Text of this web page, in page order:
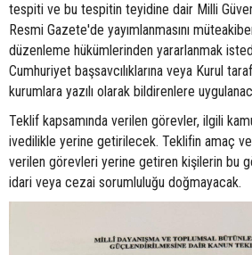
tespiti ve bu tespitin teyidine dair Milli
Resmi Gazete'de yayımlanmasını
düzenleme hükümlerinden yararlanmak
Cumhuriyet başsavcılıklarına veya Kurul
kurumlara yazılı olarak bildirenlere
Teklif kapsamında verilen görevler, ilgili
ivedilikle yerine getirilecek. Teklifin amaç
verilen görevleri yerine getiren kişilerin bu
idari veya cezai sorumluluğu doğmayacak.